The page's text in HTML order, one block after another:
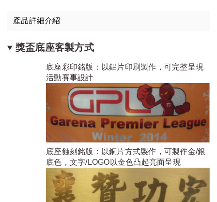
產品詳細介紹
獎盃底座客製方式
底座彩印銘版：以鋁片印刷製作，可完整呈現
活動賽事設計
底座蝕刻銘版：以銅片方式製作，可製作金/銀
底色，文字/LOGO以金色凸起亮面呈現